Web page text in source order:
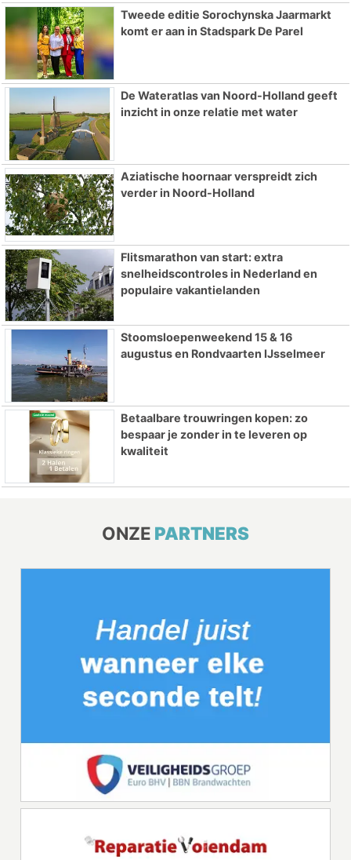
Tweede editie Sorochynska Jaarmarkt
komt er aan in Stadspark De Parel
De Wateratlas van Noord-Holland geeft
inzicht in onze relatie met water
Aziatische hoornaar verspreidt zich
verder in Noord-Holland
Flitsmarathon van start: extra
snelheidscontroles in Nederland en
populaire vakantielanden
Stoomsloepenweekend 15 & 16
augustus en Rondvaarten IJsselmeer
Betaalbare trouwringen kopen: zo
bespaar je zonder in te leveren op
kwaliteit
ONZE PARTNERS